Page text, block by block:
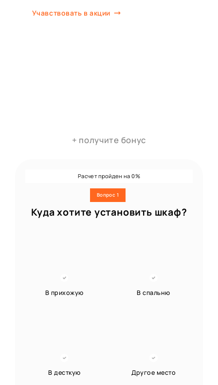
Учавствовать в акции
+ получите бонус
Расчет пройден на0%
Вопрос 1
Куда хотите установить шкаф?
В прихожую В спальню
В десткую Другое место